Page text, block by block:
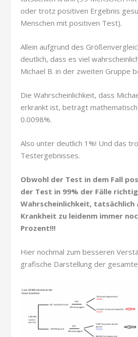
oder trotz positiven Ergebnis
Menschen mit positiven Test).
Allein aufgrund des
deutlich, dass es viel
Michael B. in der zweiten Gruppe
Die Wahrscheinlichkeit, dass
erkrankt ist, beträgt
0.0098%.
Also unter deutlich 1%! Und das
Testergebnisses.
Obwohl der Test in dem Fall
der Test in 99% der Fälle
Wahrscheinlichkeit, tatsächlich
Krankheit zu leidenm immer
Prozent!!!
Hier nochmal zum besseren
grafische Darstellung der